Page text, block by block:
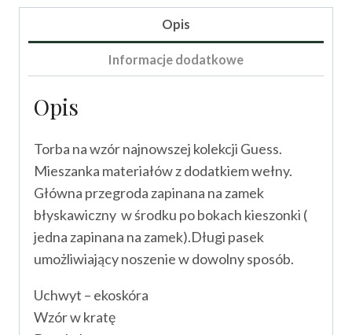
Opis
Informacje dodatkowe
Opis
Torba na wzór najnowszej kolekcji Guess.
Mieszanka materiałów z dodatkiem wełny.
Główna przegroda zapinana na zamek
błyskawiczny w środku po bokach kieszonki (
jedna zapinana na zamek).Długi pasek
umożliwiający noszenie w dowolny sposób.
Uchwyt – ekoskóra
Wzór w kratę